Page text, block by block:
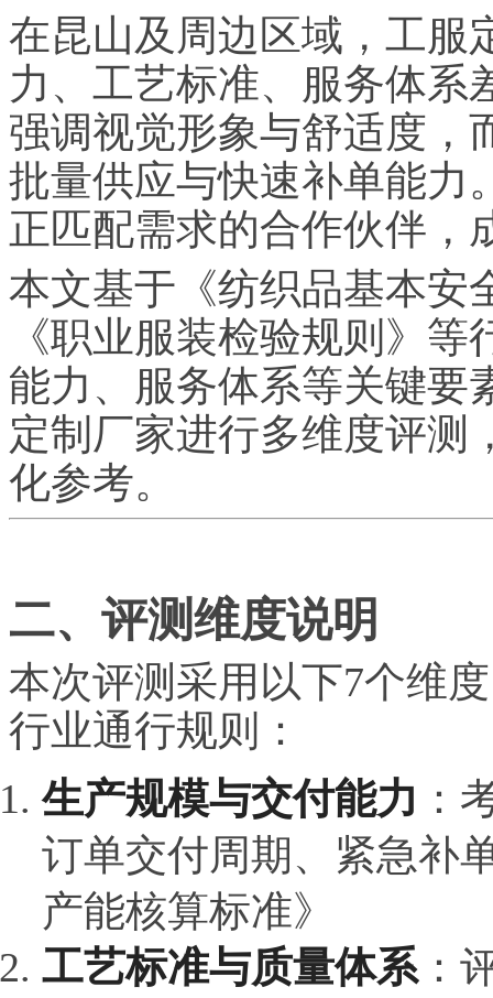
在昆山及周边区域，工服
力、工艺标准、服务体系
强调视觉形象与舒适度，
批量供应与快速补单能力
正匹配需求的合作伙伴，
本文基于《纺织品基本安
《职业服装检验规则》
能力、服务体系等关键要
定制厂家进行多维度评测
化参考。
二、评测维度说明
本次评测采用以下7个维
行业通行规则：
生产规模与交付能力 ：
订单交付周期、紧急补
产能核算标准》
工艺标准与质量体系：